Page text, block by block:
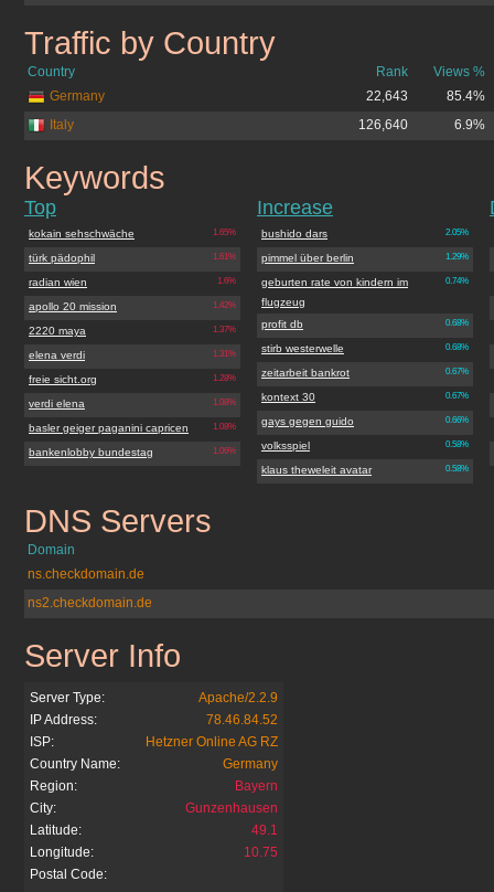
freie-sicht.org
Traffic by Country
Country Rank
Views %
Germany
22,643
85.4%
Italy
126,640 6.9%
freie-sicht.org
Keywords
Top
1.65%
kokain sehschwäche
1.61%
türk pädophil
1.6%
radian wien
1.42%
apollo 20 mission
1.37%
2220 maya
1.31%
elena verdi
1.28%
freie sicht.org
1.08%
verdi elena
1.08%
basler geiger paganini capricen
1.06%
bankenlobby bundestag
Increase
2.05%
bushido dars
1.29%
pimmel über berlin
0.74%
geburten rate von kindern im
flugzeug
0.68%
profit db
0.68%
stirb westerwelle
0.67%
zeitarbeit bankrot
0.67%
kontext 30
0.66%
gays gegen guido
0.58%
volksspiel
0.58%
klaus theweleit avatar
freie-sicht.org
DNS Servers
Domain
ns.checkdomain.de
ns2.checkdomain.de
freie-sicht.org
Server Info
Server Type:
Apache/2.2.9
IP Address:
78.46.84.52
ISP:
Hetzner Online AG RZ
Country Name:
Germany
Region:
Bayern
City:
Gunzenhausen
Latitude:
49.1
Longitude:
10.75
Postal Code: